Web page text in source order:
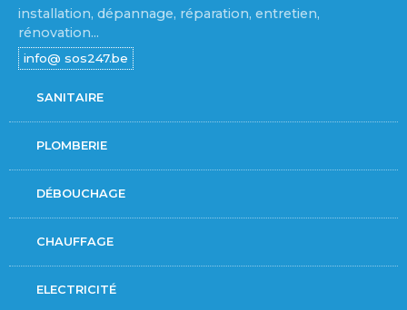
installation, dépannage, réparation, entretien,
rénovation...
SANITAIRE
PLOMBERIE
DÉBOUCHAGE
CHAUFFAGE
ELECTRICITÉ